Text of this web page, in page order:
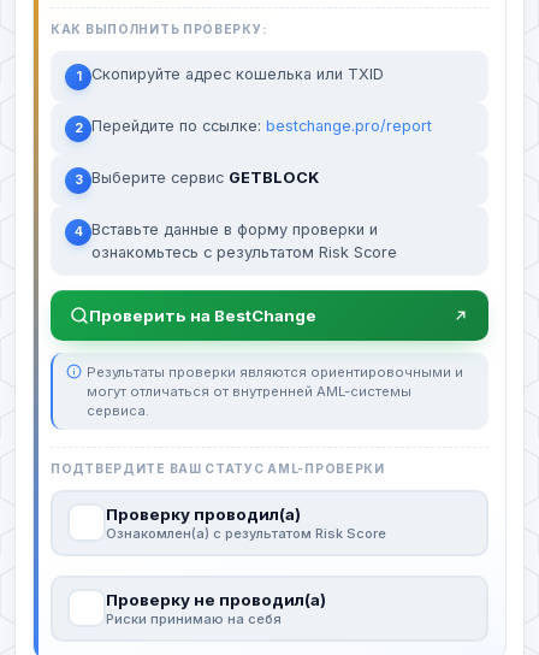
КАК ВЫПОЛНИТЬ ПРОВЕРКУ:
1 Скопируйте адрес кошелька или TXID
2 Перейдите по ссылке: bestchange.pro/report
3 Выберите сервис GETBLOCK
4 Вставьте данные в форму проверки и
ознакомьтесь с результатом Risk Score
Проверить на BestChange
Результаты проверки являются ориентировочными и
могут отличаться от внутренней AML-системы
сервиса.
ПОДТВЕРДИТЕ ВАШ СТАТУС AML-ПРОВЕРКИ
Проверку проводил(а)
Ознакомлен(а) с результатом Risk Score
Проверку не проводил(а)
Риски принимаю на себя